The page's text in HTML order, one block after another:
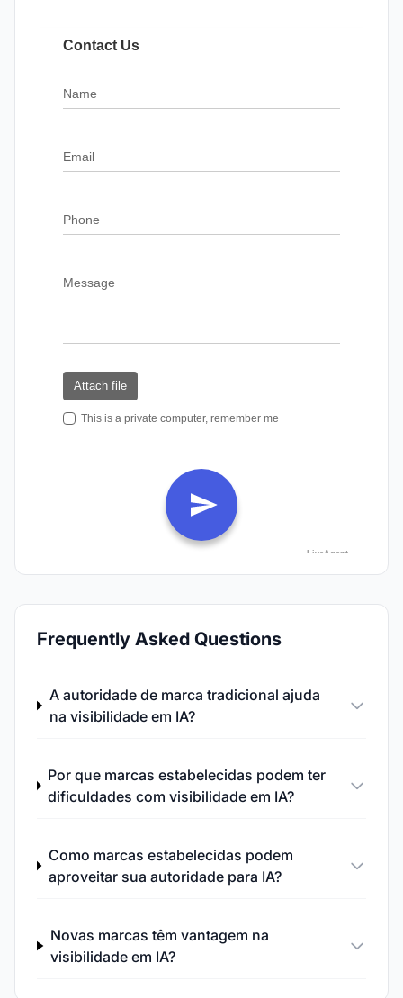
Frequently Asked Questions
A autoridade de marca tradicional ajuda
na visibilidade em IA?
Por que marcas estabelecidas podem ter
dificuldades com visibilidade em IA?
Como marcas estabelecidas podem
aproveitar sua autoridade para IA?
Novas marcas têm vantagem na
visibilidade em IA?